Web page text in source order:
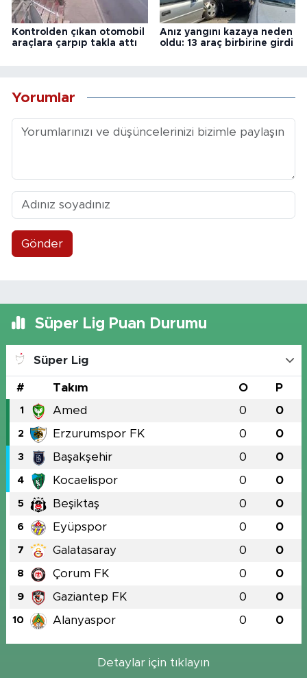
Kontrolden çıkan otomobil
araçlara çarpıp takla attı
Anız yangını kazaya neden
oldu: 13 araç birbirine girdi
Yorumlar
Gönder
Süper Lig Puan Durumu
Süper Lig
# Takım O P
1 Amed 0 0
2 Erzurumspor FK 0 0
3 Başakşehir 0 0
4 Kocaelispor 0 0
5 Beşiktaş 0 0
6 Eyüpspor 0 0
7 Galatasaray 0 0
8 Çorum FK 0 0
9 Gaziantep FK 0 0
10 Alanyaspor 0 0
Detaylar için tıklayın